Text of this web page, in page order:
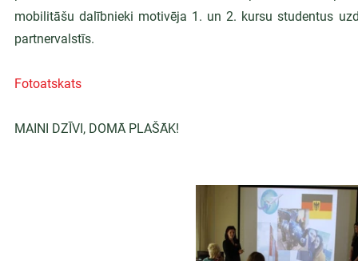
mobilitāšu dalībnieki motivēja 1. un 2. kursu studentus
partnervalstīs.
Fotoatskats
MAINI DZĪVI, DOMĀ PLAŠĀK!